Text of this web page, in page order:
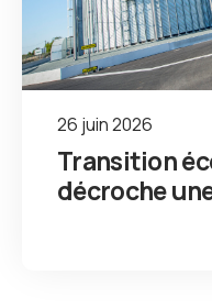
26 juin 2026
Transition
décroche